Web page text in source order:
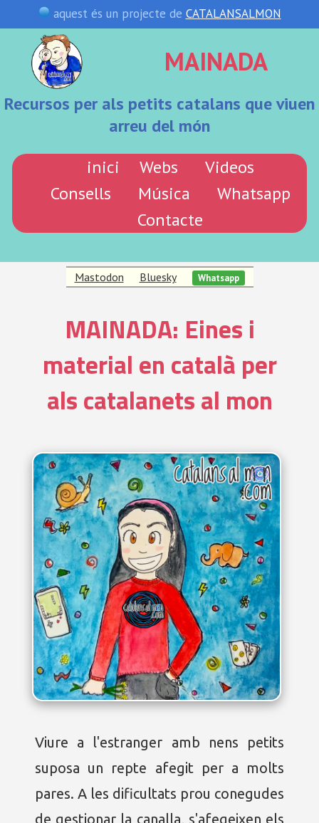
aquest és un projecte de CATALANSALMON
MAINADA
Recursos per als petits catalans que viuen
arreu del món
inici
Webs
Videos
Consells
Música
Whatsapp
Contacte
Mastodon Bluesky Whatsapp
MAINADA: Eines i
material en català per
als catalanets al mon
Viure a l'estranger amb nens petits
suposa un repte afegit per a molts
pares. A les dificultats prou conegudes
de gestionar la canalla, s'afegeixen els